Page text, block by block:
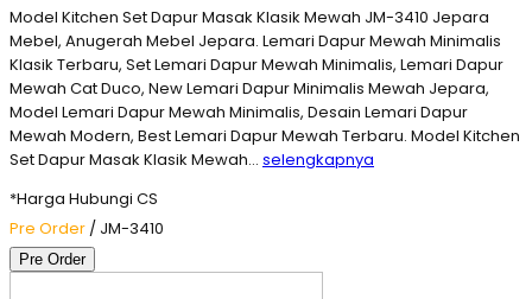
Model Kitchen Set Dapur Masak Klasik Mewah JM-3410 Jepara
Mebel, Anugerah Mebel Jepara. Lemari Dapur Mewah Minimalis
Klasik Terbaru, Set Lemari Dapur Mewah Minimalis, Lemari Dapur
Mewah Cat Duco, New Lemari Dapur Minimalis Mewah Jepara,
Model Lemari Dapur Mewah Minimalis, Desain Lemari Dapur
Mewah Modern, Best Lemari Dapur Mewah Terbaru. Model Kitchen
Set Dapur Masak Klasik Mewah… selengkapnya
*Harga Hubungi CS
Pre Order / JM-3410
Pre Order